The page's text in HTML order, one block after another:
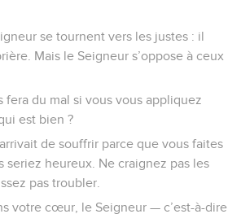
se tournent vers les justes : il
Mais le Seigneur s’oppose à ceux
fera du mal si vous vous appliquez
est bien ?
de souffrir parce que vous faites
seriez heureux. Ne craignez pas les
pas troubler.
votre cœur, le Seigneur — c’est-à-dire